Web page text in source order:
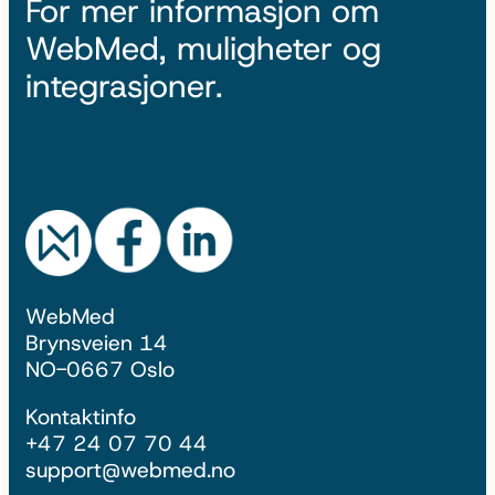
For mer informasjon om
WebMed, muligheter og
integrasjoner.
WebMed
Brynsveien 14
NO-0667 Oslo
Kontaktinfo
+47 24 07 70 44
support@webmed.no